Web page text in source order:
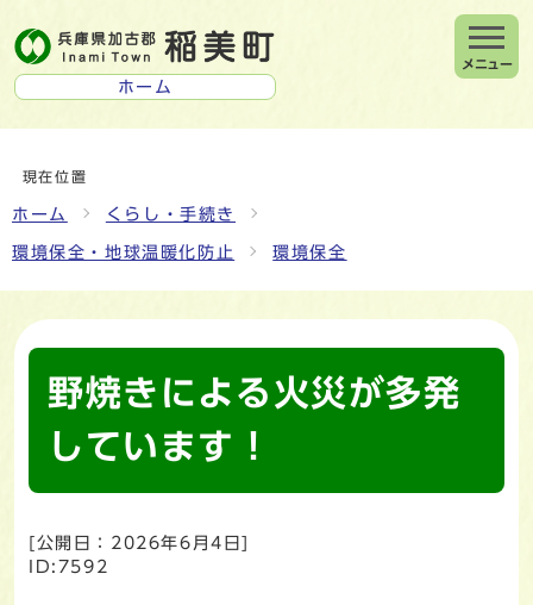
ホーム
メニュー
現在位置
ホーム くらし・手続き
環境保全・地球温暖化防止 環境保全
野焼きによる火災が多発
しています！
[公開日： 2026年6月4日]
ID:7592